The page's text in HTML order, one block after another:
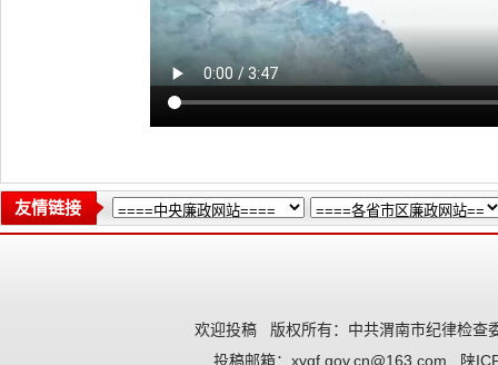
友情链接
欢迎投稿 版权所有：中共渭南市纪律检查
投稿邮箱： xyqf.gov.cn@163.com
陕